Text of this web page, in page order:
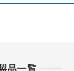
品一覧